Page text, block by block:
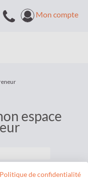
Mon compte
espace
Politique de confidentialité